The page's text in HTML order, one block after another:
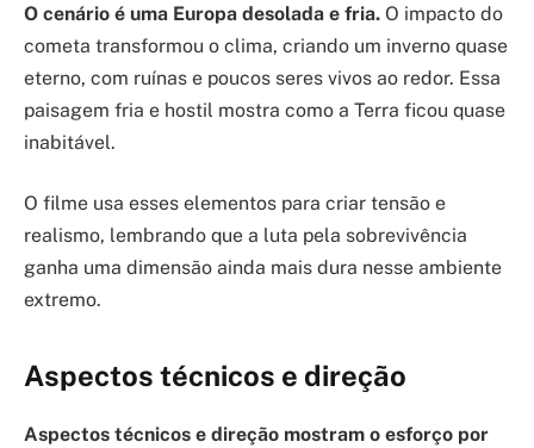
O cenário é uma Europa desolada e fria. O impacto do
cometa transformou o clima, criando um inverno quase
eterno, com ruínas e poucos seres vivos ao redor. Essa
paisagem fria e hostil mostra como a Terra ficou quase
inabitável.
O filme usa esses elementos para criar tensão e
realismo, lembrando que a luta pela sobrevivência
ganha uma dimensão ainda mais dura nesse ambiente
extremo.
Aspectos técnicos e direção
Aspectos técnicos e direção mostram o esforço por